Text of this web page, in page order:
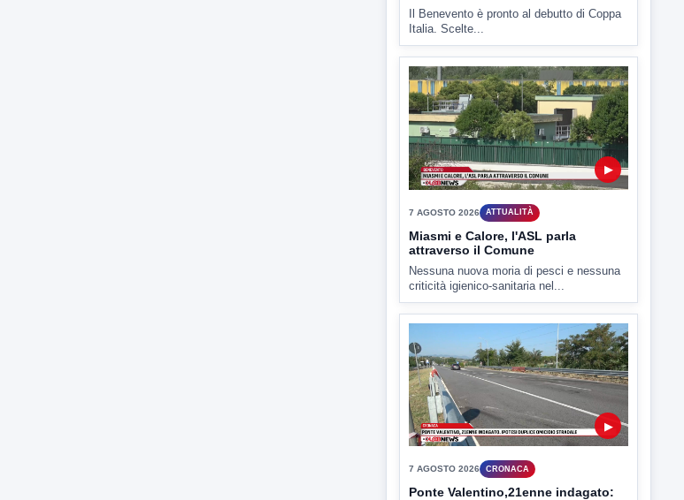
7 AGOSTO 2026 SPORT BENEVENTO
Benevento Calcio: Le scelte di
Floro Flores per il debutto di Coppa
Italia
Il Benevento è pronto al debutto di Coppa
Italia. Scelte...
▶
7 AGOSTO 2026 ATTUALITÀ
Miasmi e Calore, l'ASL parla
attraverso il Comune
Nessuna nuova moria di pesci e nessuna
criticità igienico-sanitaria nel...